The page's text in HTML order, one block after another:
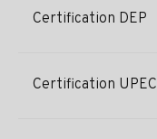
Certification DEP
Certification UPEC